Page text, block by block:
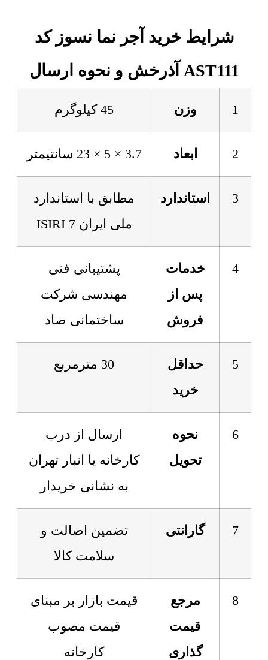
شرایط خرید آجر نما نسوز کد
AST111 آذرخش و نحوه ارسال
1 وزن 45 کیلوگرم
2 ابعاد 3.7 × 5 × 23 سانتیمتر
3 استاندارد
مطابق با استاندارد
ملی ایران 7 ISIRI
4
خدمات
پس از
فروش
پشتیبانی فنی
مهندسی شرکت
ساختمانی صاد
5
حداقل
خرید
30 مترمربع
6
نحوه
تحویل
ارسال از درب
کارخانه یا انبار تهران
به نشانی خریدار
7 گارانتی
تضمین اصالت و
سلامت کالا
8
مرجع
قیمت
گذاری
قیمت بازار بر مبنای
قیمت مصوب
کارخانه